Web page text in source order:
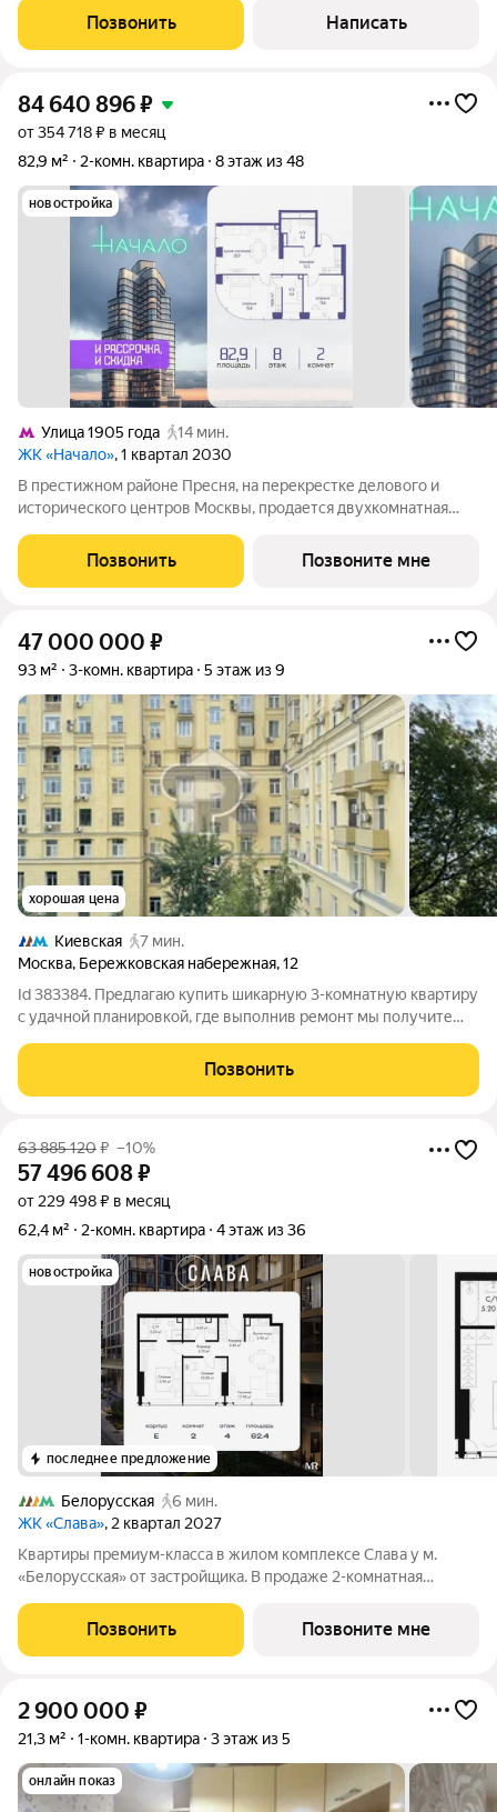
Павелецкая! Это уникальное предложение для тех, кто ценит
комфорт, стиль и удобное
Позвонить Написать
84 640 896₽
от 354 718 ₽ в месяц
82,9 м²
2-комн. квартира 8 этаж из 48
новостройка
Улица 1905 года
14 мин.
ЖК «Начало», 1 квартал 2030
В престижном районе Пресня, на перекрестке делового и
исторического центров Москвы, продается двухкомнатная
находится на 8 этаже 48-этажного дома, в новом элитном
жилом комплексе «Начало» от
Позвонить Позвоните мне
47 000 000 ₽
93 м² 3-комн. квартира 5 этаж из 9
хорошая цена
Киевская
7 мин.
Москва, Бережковская набережная,12
Id 383384. Предлагаю купить шикарную 3-комнатную квартиру
с удачной планировкой, где выполнив ремонт мы получите
но это ведь значит, что вы можете сделать все под себя.
Квартира светлая и
Позвонить
63 885 120₽ –10%
57 496 608₽
от 229 498 ₽ в месяц
62,4 м²
2-комн. квартира 4 этаж из 36
новостройка
последнее предложение
Белорусская
6 мин.
ЖК «Слава», 2 квартал 2027
Квартиры премиум-класса в жилом комплексе Слава у м.
«Белорусская» от застройщика. В продаже 2-комнатная
Новый современный жилой комплекс премиум-класса Слава
расположен в той части центра, где
Позвонить Позвоните мне
2 900 000 ₽
21,3 м² 1-комн. квартира 3 этаж из 5
онлайн показ